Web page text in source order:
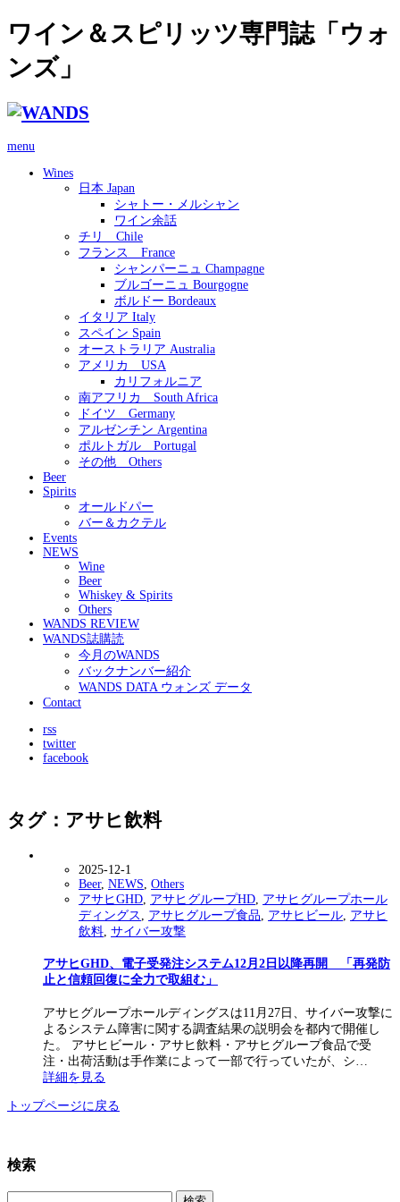
ワイン＆スピリッツ専門誌「ウォ
ンズ」
menu
Wines
日本 Japan
シャトー・メルシャン
ワイン余話
チリ Chile
フランス France
シャンパーニュ Champagne
ブルゴーニュ Bourgogne
ボルドー Bordeaux
イタリア Italy
スペイン Spain
オーストラリア Australia
アメリカ USA
カリフォルニア
南アフリカ South Africa
ドイツ Germany
アルゼンチン Argentina
ポルトガル Portugal
その他 Others
Beer
Spirits
オールドパー
バー＆カクテル
Events
NEWS
Wine
Beer
Whiskey & Spirits
Others
WANDS REVIEW
WANDS誌購読
今月のWANDS
バックナンバー紹介
WANDS DATA ウォンズ データ
Contact
rss
twitter
facebook
タグ：アサヒ飲料
2025-12-1
Beer, NEWS Others
アサヒGHD アサヒグループHD アサヒグループホール
ディングス
アサヒグループ食品 アサヒビール アサヒ
飲料 サイバー攻撃
アサヒGHD、電子受発注システム12月2日以降再開 「再発防
止と信頼回復に全力で取組む」
アサヒグループホールディングスは11月27日、サイバー攻撃に
よるシステム障害に関する調査結果の説明会を都内で開催し
た。 アサヒビール・アサヒ飲料・アサヒグループ食品で受
注・出荷活動は手作業によって一部で行っていたが、シ…
詳細を見る
トップページに戻る
検索
検